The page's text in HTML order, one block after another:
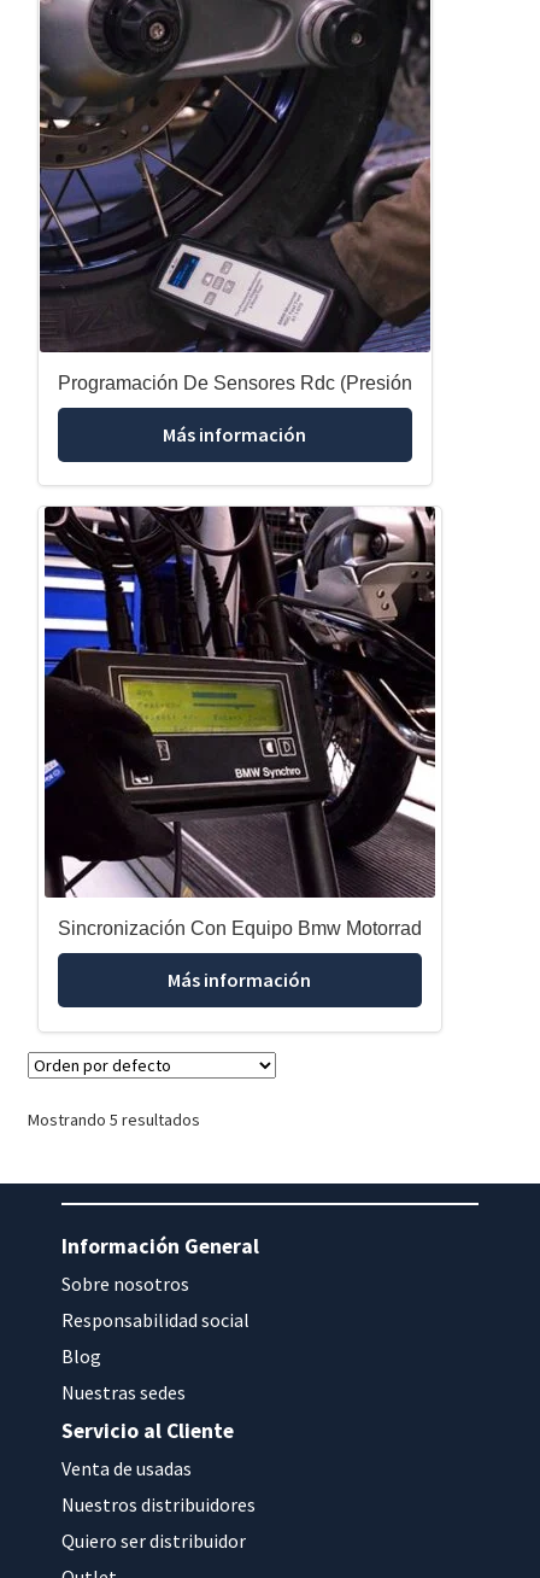
Programación De Sensores Rdc (Presión
Más información
Sincronización Con Equipo Bmw Motorrad
Más información
Mostrando 5 resultados
Información General
Sobre nosotros
Responsabilidad social
Blog
Nuestras sedes
Servicio al Cliente
Venta de usadas
Nuestros distribuidores
Quiero ser distribuidor